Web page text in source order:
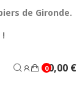
de Gironde.
0,00 €
0